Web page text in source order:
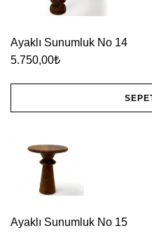
Ayaklı Sunumluk No 14
5.750,00₺
Ayaklı Sunumluk No 15